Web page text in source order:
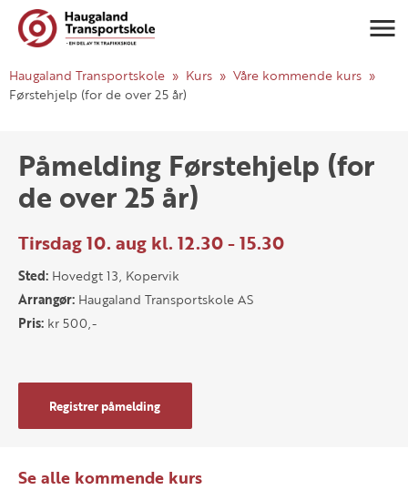
Haugaland Transportskole Kurs
Våre kommende kurs
Førstehjelp (for de over 25 år)
Påmelding Førstehjelp (for
de over 25 år)
Tirsdag 10. aug kl. 12.30 - 15.30
Sted: Hovedgt 13, Kopervik
Arrangør: Haugaland Transportskole AS
Pris: kr 500,-
Registrer påmelding
Se alle kommende kurs